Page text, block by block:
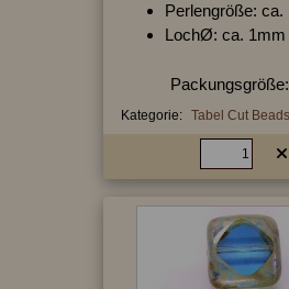
Perlengröße: ca.
LochØ: ca. 1mm
Kategorie: Tabel Cut